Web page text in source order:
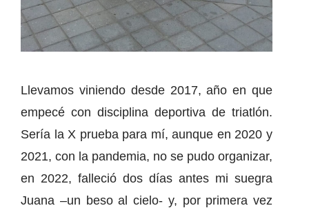
Llevamos viniendo desde 2017, año en que
empecé con disciplina deportiva de triatlón.
Sería la X prueba para mí, aunque en 2020 y
2021, con la pandemia, no se pudo organizar,
en 2022, falleció dos días antes mi suegra
Juana –un beso al cielo- y, por primera vez